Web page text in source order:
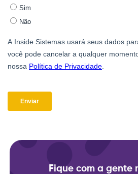
Fique com a gente